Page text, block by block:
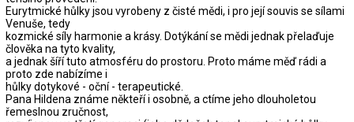
Eurytmické hůlky jsou vyrobeny z čisté mědi, i pro její souvis se sílami
Venuše, tedy
kozmické síly harmonie a krásy. Dotýkání se mědi jednak přelaďuje
člověka na tyto kvality,
a jednak šíří tuto atmosféru do prostoru. Proto máme měď rádi a
proto zde nabízíme i
hůlky dotykové - oční - terapeutické.
Pana Hildena známe někteří i osobně, a ctíme jeho dlouholetou
řemeslnou zručnost,